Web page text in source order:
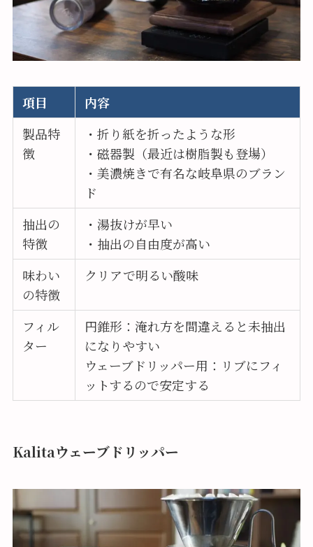
項目
内容
製品特
徴
・折り紙を折ったような形
・磁器製（最近は樹脂製も登場）
・美濃焼きで有名な岐阜県のブラン
ド
抽出の
特徴
・湯抜けが早い
・抽出の自由度が高い
味わい
の特徴
クリアで明るい酸味
フィル
ター
円錐形：淹れ方を間違えると未抽出
になりやすい
ウェーブドリッパー用：リブにフィ
ットするので安定する
Kalitaウェーブドリッパー